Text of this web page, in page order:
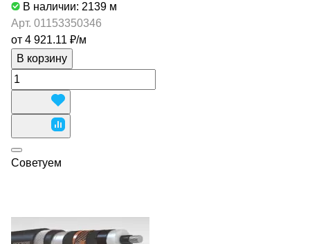
В наличии: 2139 м
Арт. 01153350346
от 4 921.11 ₽/м
В корзину
Советуем